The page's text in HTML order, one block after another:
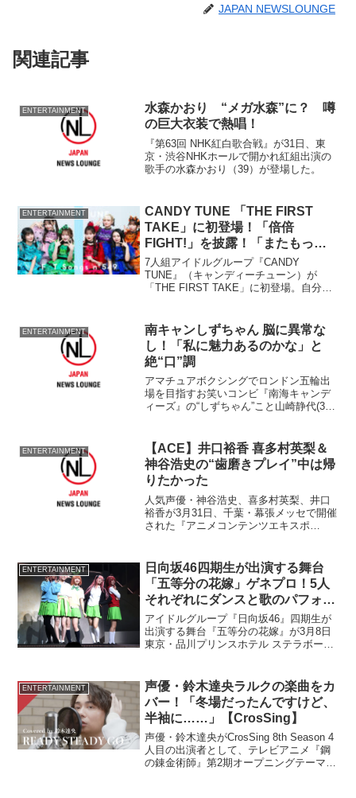
JAPAN NEWSLOUNGE
関連記事
ENTERTAINMENT
水森かおり “メガ水森”に？ 噂
の巨大衣装で熱唱！
『第63回 NHK紅白歌合戦』が31日、東
京・渋谷NHKホールで開かれ紅組出演の
歌手の水森かおり（39）が登場した。
ENTERTAINMENT
CANDY TUNE 「THE FIRST
TAKE」に初登場！「倍倍
FIGHT!」を披露！「またもっと
成長した姿で挑戦したい」
7人組アイドルグループ『CANDY
TUNE』（キャンディーチューン）が
「THE FIRST TAKE」に初登場。自分自
マンス。TikTokを中心としたSNSでダン
ス動画が投稿され注目を集めている。
ENTERTAINMENT
南キャンしずちゃん 脳に異常な
し！「私に魅力あるのかな」と
絶“口”調
アマチュアボクシングでロンドン五輪出
場を目指すお笑いコンビ『南海キャンデ
ィーズ』の“しずちゃん”こと山崎静代(33)
ことを報告した。 「脳に影があった」
という一部週刊...
ENTERTAINMENT
【ACE】井口裕香 喜多村英梨＆
神谷浩史の“歯磨きプレイ”中は帰
りたかった
人気声優・神谷浩史、喜多村英梨、井口
裕香が3月31日、千葉・幕張メッセで開催
された『アニメコンテンツエキスポ
ライトノベルをアニメ化した『化物語』
の続編。本作では主人...
ENTERTAINMENT
日向坂46四期生が出演する舞台
「五等分の花嫁」ゲネプロ！5人
それぞれにダンスと歌のパフォー
マンス【舞台写真27枚】
アイドルグループ『日向坂46』四期生が
出演する舞台『五等分の花嫁』が3月8日
東京・品川プリンスホテル ステラボール
公開ゲネプロの写真で、その模様をお届
けする。
ENTERTAINMENT
声優・鈴木達央ラルクの楽曲をカ
バー！「冬場だったんですけど、
半袖に……」【CrosSing】
声優・鈴木達央がCrosSing 8th Season 4
人目の出演者として、テレビアニメ『鋼
の錬金術師』第2期オープニングテーマ、